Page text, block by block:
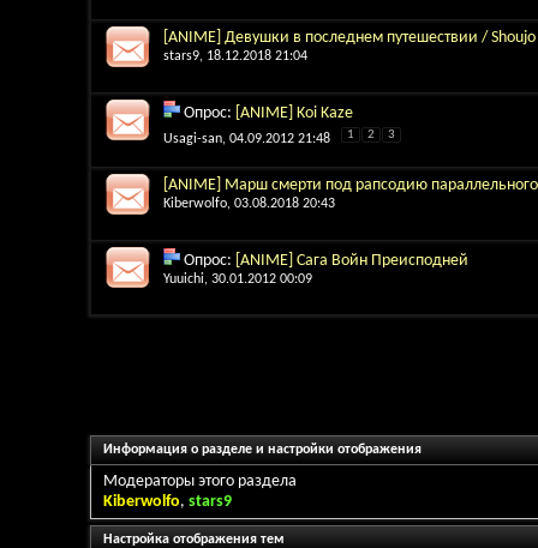
[ANIME] Девушки в последнем путешествии / Shoujo
stars9, 18.12.2018 21:04
Опрос: [ANIME] Koi Kaze
Usagi-san, 04.09.2012 21:48 1 2 3
[ANIME] Марш смерти под рапсодию
Kiberwolfo, 03.08.2018 20:43
Опрос: [ANIME] Сага Войн Преисподней
Yuuichi, 30.01.2012 00:09
Информация о разделе и настройки отображения
Модераторы этого раздела
Kiberwolfo, stars9
Настройка отображения тем